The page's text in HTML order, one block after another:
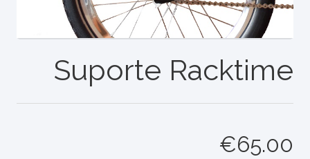
Suporte Racktime
€65.00